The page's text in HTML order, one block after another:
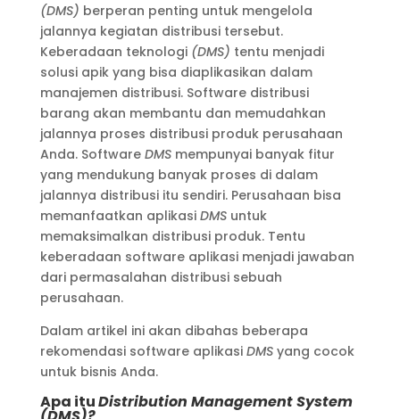
(DMS) berperan penting untuk mengelola
jalannya kegiatan distribusi tersebut.
Keberadaan teknologi(DMS) tentu menjadi
solusi apik yang bisa diaplikasikan dalam
manajemen distribusi. Software distribusi
barang akan membantu dan memudahkan
jalannya proses distribusi produk perusahaan
Anda. Software DMS mempunyai banyak fitur
yang mendukung banyak proses di dalam
jalannya distribusi itu sendiri. Perusahaan bisa
memanfaatkan aplikasi DMSuntuk
memaksimalkan distribusi produk. Tentu
keberadaan software aplikasi menjadi jawaban
dari permasalahan distribusi sebuah
perusahaan.
Dalam artikel ini akan dibahas beberapa
rekomendasi software aplikasi DMS yang cocok
untuk bisnis Anda.
Apa ituDistribution Management System